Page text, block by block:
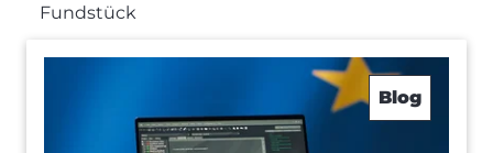
Fundstück
Blog